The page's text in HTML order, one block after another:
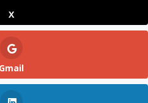
X
Gmail